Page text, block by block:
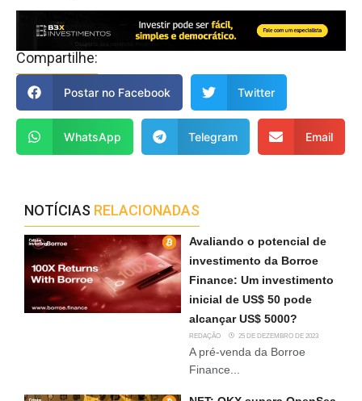
Compartilhe:
Postar no Facebook Twitter
WhatsApp Telegram Email
NOTÍCIAS RELACIONADAS
Avaliando o potencial de
investimento da Borroe
Finance: Um investimento
inicial de US$ 50 pode
alcançar US$ 5000?
REDAÇÃO 25 DE DEZEMBRO DE 2023
A pré-venda da Borroe
Finance...